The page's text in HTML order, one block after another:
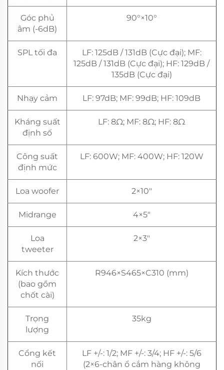
Góc phủ
âm (-6dB)
90°×10°
SPL tối đa
LF: 125dB / 131dB (Cực đại); MF:
125dB / 131dB (Cực đại); HF: 129dB /
135dB (Cực đại)
Nhạy cảm LF: 97dB; MF: 99dB; HF: 109dB
Kháng suất
định số
LF: 8Ω; MF: 8Ω; HF: 8Ω
Công suất
định mức
LF: 600W; MF: 400W; HF: 120W
Loa woofer 2×10"
Midrange 4×5"
Loa
tweeter
2×3"
Kích thước
(bao gồm
chốt cài)
R946×S465×C310 (mm)
Trọng
lượng
35kg
Cổng kết
nối
LF +/-: 1/2; MF +/-: 3/4; HF +/-: 5/6
(2×6-chân ổ cắm hàng không